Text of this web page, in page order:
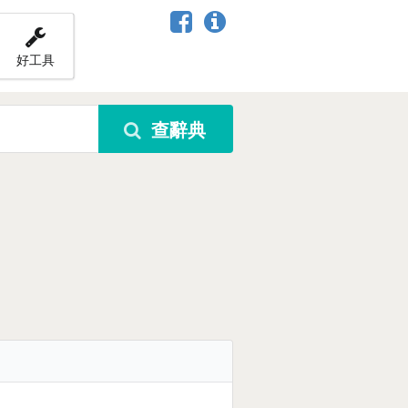
好工具
查辭典